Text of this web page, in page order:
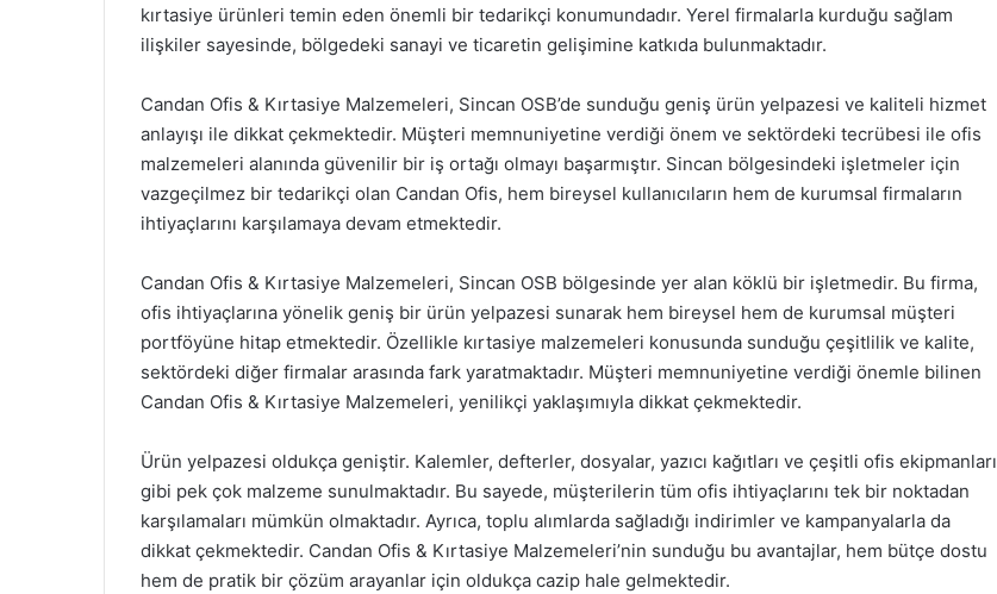
kırtasiye ürünleri temin eden önemli bir tedarikçi konumundadır. Yerel firmalarla kurduğu sağlam
ilişkiler sayesinde, bölgedeki sanayi ve ticaretin gelişimine katkıda bulunmaktadır.
Candan Ofis & Kırtasiye Malzemeleri, Sincan OSB’de sunduğu geniş ürün yelpazesi ve kaliteli hizmet
anlayışı ile dikkat çekmektedir. Müşteri memnuniyetine verdiği önem ve sektördeki tecrübesi ile ofis
malzemeleri alanında güvenilir bir iş ortağı olmayı başarmıştır. Sincan bölgesindeki işletmeler için
vazgeçilmez bir tedarikçi olan Candan Ofis, hem bireysel kullanıcıların hem de kurumsal firmaların
ihtiyaçlarını karşılamaya devam etmektedir.
Candan Ofis & Kırtasiye Malzemeleri, Sincan OSB bölgesinde yer alan köklü bir işletmedir. Bu firma,
ofis ihtiyaçlarına yönelik geniş bir ürün yelpazesi sunarak hem bireysel hem de kurumsal müşteri
portföyüne hitap etmektedir. Özellikle kırtasiye malzemeleri konusunda sunduğu çeşitlilik ve kalite,
sektördeki diğer firmalar arasında fark yaratmaktadır. Müşteri memnuniyetine verdiği önemle bilinen
Candan Ofis & Kırtasiye Malzemeleri, yenilikçi yaklaşımıyla dikkat çekmektedir.
Ürün yelpazesi oldukça geniştir. Kalemler, defterler, dosyalar, yazıcı kağıtları ve çeşitli ofis ekipmanları
gibi pek çok malzeme sunulmaktadır. Bu sayede, müşterilerin tüm ofis ihtiyaçlarını tek bir noktadan
karşılamaları mümkün olmaktadır. Ayrıca, toplu alımlarda sağladığı indirimler ve kampanyalarla da
dikkat çekmektedir. Candan Ofis & Kırtasiye Malzemeleri’nin sunduğu bu avantajlar, hem bütçe dostu
hem de pratik bir çözüm arayanlar için oldukça cazip hale gelmektedir.